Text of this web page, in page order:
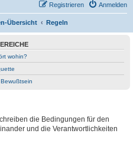
Anmelden
Registrieren
Übersicht Regeln
wohin?
die Bedingungen für den
und die Verantwortlichkeiten